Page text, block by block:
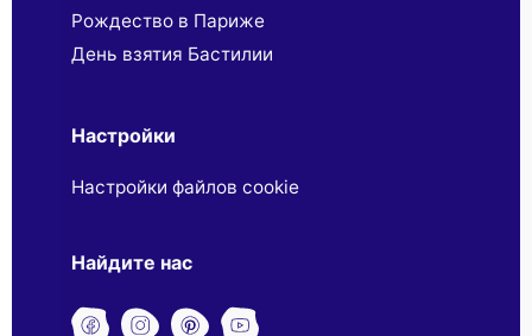
Рождество в Париже
День взятия Бастилии
Настройки
Настройки файлов cookie
Найдите нас